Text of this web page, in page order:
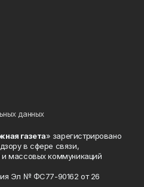
данных
газета» зарегистрировано
в сфере связи,
и массовых коммуникаций
Эл № ФС77-90162 от 26